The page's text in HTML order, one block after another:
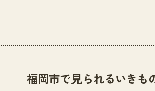
福岡市で見られるいきも